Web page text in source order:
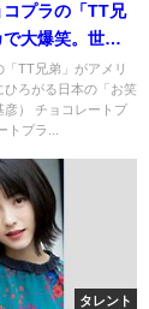
コプラの「TT兄
大爆笑。世界
「お笑
TT兄弟」がアメリ
ひろがる日本の「お笑
彦） チョコレートプ
トプラ...
タレント